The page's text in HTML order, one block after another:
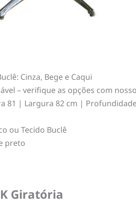
Cinza, Bege e Caqui
– verifique as opções com
81 | Largura 82 cm |
ou Tecido Buclê
preto
Giratória